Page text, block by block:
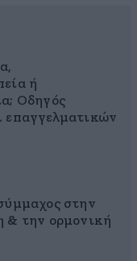
ή
Οδηγός
επαγγελματικών
στην
& την ορμονική